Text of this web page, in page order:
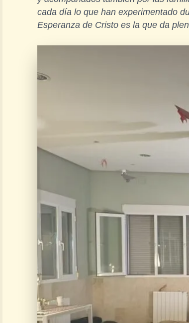
cada día lo que han experimentado
Esperanza de Cristo es la que da